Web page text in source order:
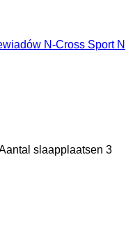
N-Cross Sport N
slaapplaatsen 3